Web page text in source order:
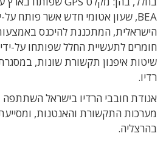
הישראלית, המתכננת להיכנס
חומרים לתעשיית החלל שפותחו על-
שיטות איפנון תקשורת שונות, במסגרת
רדיו.
אגודת חובבי הרדיו בישראל
מערכות התקשורת והאנטנות,
בהרצליה.